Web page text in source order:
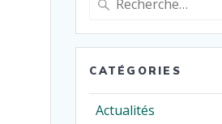
pour
:
CATÉGORIES
Actualités